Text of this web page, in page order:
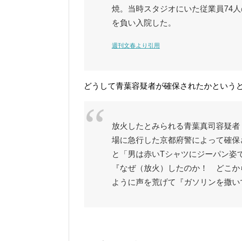
焼。当時スタジオにいた従業員74
を負い入院した。
週刊文春より引用
どうして青葉容疑者が確保されたかというと
放火したとみられる青葉真司容疑
場に急行した京都府警によって確
と「男は赤いTシャツにジーパン姿
『なぜ（放火）したのか！ どこ
ように声を荒げて『ガソリンを撒